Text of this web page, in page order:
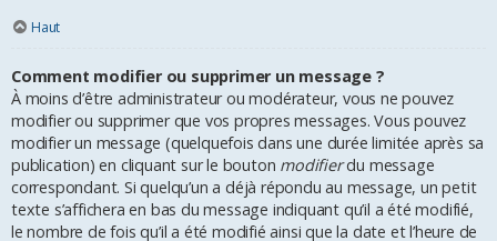
Haut
Comment modifier ou supprimer un message ?
À moins d’être administrateur ou modérateur, vous ne pouvez
modifier ou supprimer que vos propres messages. Vous pouvez
modifier un message (quelquefois dans une durée limitée après sa
publication) en cliquant sur le bouton modifierdu message
correspondant. Si quelqu’un a déjà répondu au message, un petit
texte s’affichera en bas du message indiquant qu’il a été modifié,
le nombre de fois qu’il a été modifié ainsi que la date et l’heure de